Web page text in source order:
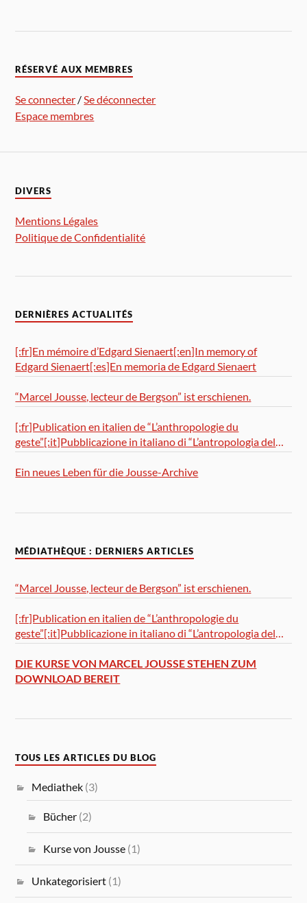
RÉSERVÉ AUX MEMBRES
Se connecter /Se déconnecter
Espace membres
DIVERS
Mentions Légales
Politique de Confidentialité
DERNIÈRES ACTUALITÉS
[:fr]En mémoire d’Edgard Sienaert[:en]In memory of
Edgard Sienaert[:es]En memoria de Edgard Sienaert
“Marcel Jousse, lecteur de Bergson” ist erschienen.
[:fr]Publication en italien de “L’anthropologie du
geste”[:it]Pubblicazione in italiano di “L’antropologia del
Ein neues Leben für die Jousse-Archive
MÉDIATHÈQUE : DERNIERS ARTICLES
“Marcel Jousse, lecteur de Bergson” ist erschienen.
[:fr]Publication en italien de “L’anthropologie du
geste”[:it]Pubblicazione in italiano di “L’antropologia del
gesto”
DIE KURSE VON MARCEL JOUSSE STEHEN ZUM
DOWNLOAD BEREIT
TOUS LES ARTICLES DU BLOG
Mediathek (3)
Bücher(2)
Kurse von Jousse(1)
Unkategorisiert (1)